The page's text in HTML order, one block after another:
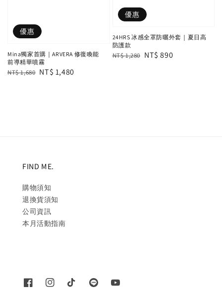
優惠
Mina獨家首購｜ARVERA 修復喚能
前導精華噴霧
Regular
NT$ 1,680 Sale
NT$ 1,480
優惠
24HRS 冰感全罩防曬外套｜夏日高
防護款
Regular
NT$ 1,280 Sale
NT$ 890
FIND ME.
購物須知
退換貨須知
公司資訊
本月活動指南